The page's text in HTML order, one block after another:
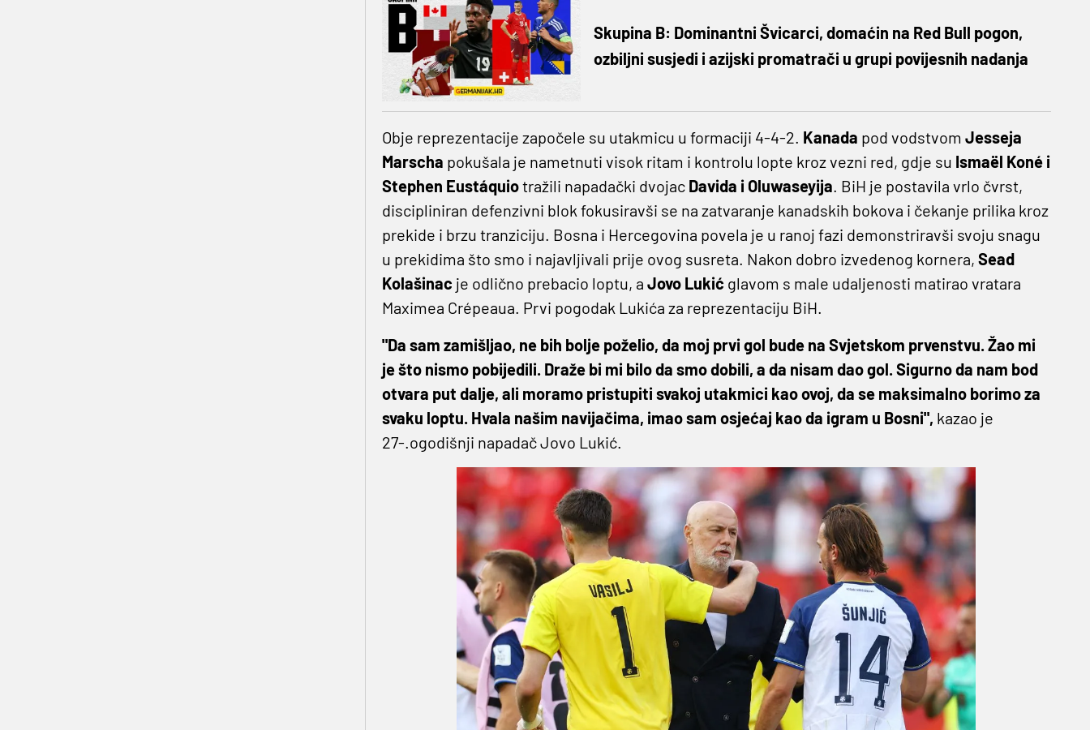
Skupina B: Dominantni Švicarci, domaćin na Red Bull pogon,
ozbiljni susjedi i azijski promatrači u grupi povijesnih nadanja
Obje reprezentacije započele su utakmicu u formaciji 4-4-2. Kanada pod vodstvom Jesseja
Marscha pokušala je nametnuti visok ritam i kontrolu lopte kroz vezni red, gdje su Ismaël Koné i
Stephen Eustáquiotražili napadački dvojac Davida i Oluwaseyija. BiH je postavila vrlo čvrst,
discipliniran defenzivni blok fokusiravši se na zatvaranje kanadskih bokova i čekanje prilika kroz
prekide i brzu tranziciju. Bosna i Hercegovina povela je u ranoj fazi demonstriravši svoju snagu
u prekidima što smo i najavljivali prije ovog susreta. Nakon dobro izvedenog kornera, Sead
Kolašinac je odlično prebacio loptu, a Jovo Lukić glavom s male udaljenosti matirao vratara
Maximea Crépeaua. Prvi pogodak Lukića za reprezentaciju BiH.
"Da sam zamišljao, ne bih bolje poželio, da moj prvi gol bude na Svjetskom prvenstvu. Žao mi
je što nismo pobijedili. Draže bi mi bilo da smo dobili, a da nisam dao gol. Sigurno da nam bod
otvara put dalje, ali moramo pristupiti svakoj utakmici kao ovoj, da se maksimalno borimo za
svaku loptu. Hvala našim navijačima, imao sam osjećaj kao da igram u Bosni", kazao je
27-.ogodišnji napadač Jovo Lukić.